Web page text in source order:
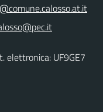
elettronica: UF9GE7